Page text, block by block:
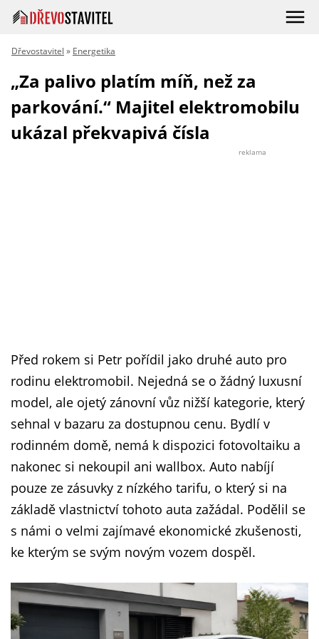
Dřevostavitel » Energetika
„Za palivo platím míň, než za
parkování.“ Majitel elektromobilu
ukázal překvapivá čísla
reklama
Před rokem si Petr pořídil jako druhé auto pro
rodinu elektromobil. Nejedná se o žádný luxusní
model, ale ojetý zánovní vůz nižší kategorie, který
sehnal v bazaru za dostupnou cenu. Bydlí v
rodinném domě, nemá k dispozici fotovoltaiku a
nakonec si nekoupil ani wallbox. Auto nabíjí
pouze ze zásuvky z nízkého tarifu, o který si na
základě vlastnictví tohoto auta zažádal. Podělil se
s námi o velmi zajímavé ekonomické zkušenosti,
ke kterým se svým novým vozem dospěl.